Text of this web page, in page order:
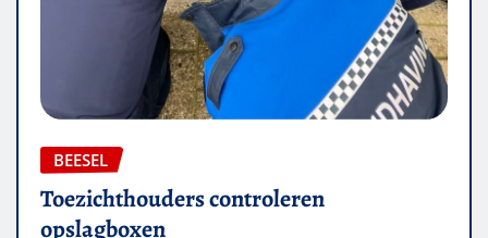
BEESEL
Toezichthouders controleren
opslagboxen